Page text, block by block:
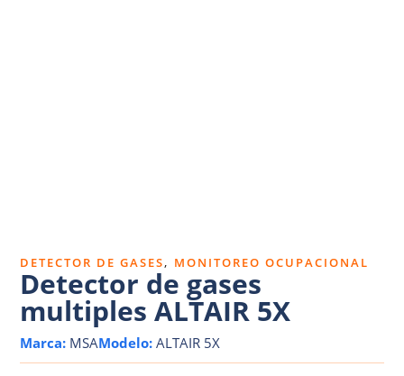
DETECTOR DE GASES, MONITOREO OCUPACIONAL
Detector de gases
multiples ALTAIR 5X
Marca: MSAModelo: ALTAIR 5X